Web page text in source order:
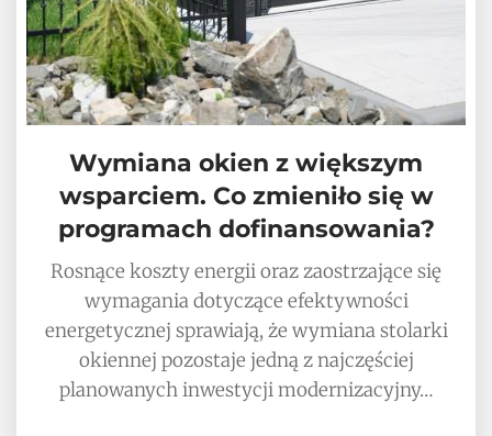
Wymiana okien z większym
wsparciem. Co zmieniło się w
programach dofinansowania?
Rosnące koszty energii oraz zaostrzające się
wymagania dotyczące efektywności
energetycznej sprawiają, że wymiana stolarki
okiennej pozostaje jedną z najczęściej
planowanych inwestycji modernizacyjny…